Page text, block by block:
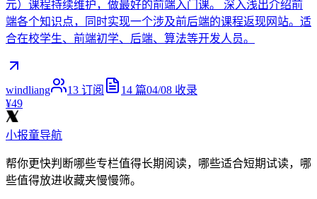
元）课程持续维护，做最好的前端入门课。 深入浅出介绍前
端各个知识点，同时实现一个涉及前后端的课程返现网站。适
合在校学生、前端初学、后端、算法等开发人员。
windliang 13 订阅 14 篇04/08 收录
¥49
小报童导航
帮你更快判断哪些专栏值得长期阅读，哪些适合短期试读，哪
些值得放进收藏夹慢慢筛。